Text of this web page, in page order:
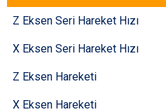
Z Eksen Seri Hareket Hızı
X Eksen Seri Hareket Hızı
Z Eksen Hareketi
X Eksen Hareketi